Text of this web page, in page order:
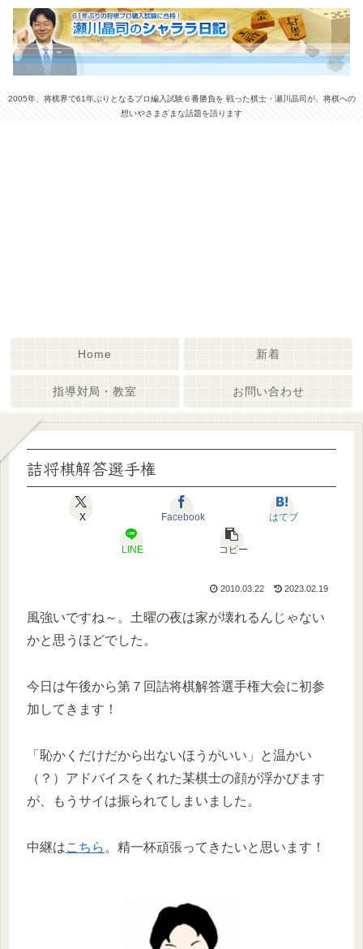
2005年、将棋界で61年ぶりとなるプロ編入試験６番勝負を 戦った棋士・瀬川晶司が、将棋への
想いやさまざまな話題を語ります
Home 新着
指導対局・教室 お問い合わせ
詰将棋解答選手権
X Facebook はてブ
LINE コピー
2010.03.22 2023.02.19
風強いですね～。土曜の夜は家が壊れるんじゃない
かと思うほどでした。
今日は午後から第７回詰将棋解答選手権大会に初参
加してきます！
「恥かくだけだから出ないほうがいい」と温かい
（？）アドバイスをくれた某棋士の顔が浮かびます
が、もうサイは振られてしまいました。
中継はこちら 。精一杯頑張ってきたいと思います！